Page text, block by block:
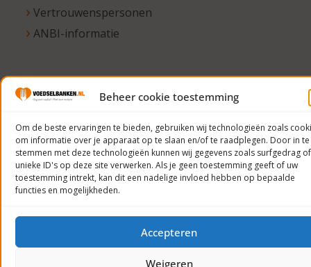
Beheer cookie toestemming
Om de beste ervaringen te bieden, gebruiken wij technologieën zoals
om informatie over je apparaat op te slaan en/of te raadplegen. Door in te
stemmen met deze technologieën kunnen wij gegevens zoals surfgedrag of
unieke ID's op deze site verwerken. Als je geen toestemming geeft of uw
toestemming intrekt, kan dit een nadelige invloed hebben op bepaalde
functies en mogelijkheden.
Accepteren
Weigeren
Vertrouwenspersonen
ANBI-informatie
© 2023
Nederland
Privacyverklaring